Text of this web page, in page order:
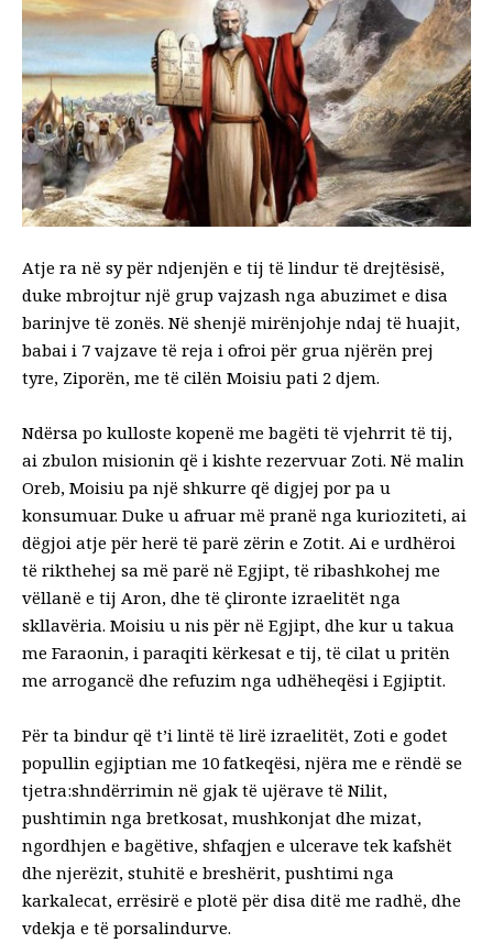
Atje ra në sy për ndjenjën e tij të lindur të drejtësisë,
duke mbrojtur një grup vajzash nga abuzimet e disa
barinjve të zonës. Në shenjë mirënjohje ndaj të huajit,
babai i 7 vajzave të reja i ofroi për grua njërën prej
tyre, Ziporën, me të cilën Moisiu pati 2 djem.
Ndërsa po kulloste kopenë me bagëti të vjehrrit të tij,
ai zbulon misionin që i kishte rezervuar Zoti. Në malin
Oreb, Moisiu pa një shkurre që digjej por pa u
konsumuar. Duke u afruar më pranë nga kurioziteti, ai
dëgjoi atje për herë të parë zërin e Zotit. Ai e urdhëroi
të rikthehej sa më parë në Egjipt, të ribashkohej me
vëllanë e tij Aron, dhe të çlironte izraelitët nga
skllavëria. Moisiu u nis për në Egjipt, dhe kur u takua
me Faraonin, i paraqiti kërkesat e tij, të cilat u pritën
me arrogancë dhe refuzim nga udhëheqësi i Egjiptit.
Për ta bindur që t’i lintë të lirë izraelitët, Zoti e godet
popullin egjiptian me 10 fatkeqësi, njëra me e rëndë se
tjetra:shndërrimin në gjak të ujërave të Nilit,
pushtimin nga bretkosat, mushkonjat dhe mizat,
ngordhjen e bagëtive, shfaqjen e ulcerave tek kafshët
dhe njerëzit, stuhitë e breshërit, pushtimi nga
karkalecat, errësirë e plotë për disa ditë me radhë, dhe
vdekja e të porsalindurve.